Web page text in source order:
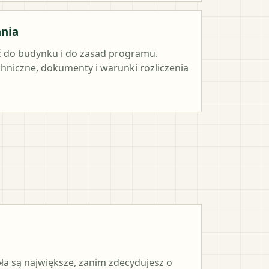
budynku i do zasad programu.
dokumenty i warunki rozliczenia
są największe, zanim zdecydujesz o